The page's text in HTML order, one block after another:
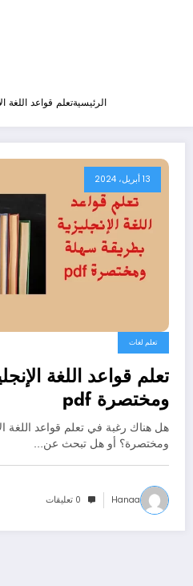
الرئيسيةتعلم قواعد اللغة
13 أبريل، 2024
تعلم لغات
تعلم قواعد اللغة
ومختصرة pdf
هل هناك رغبة في تعلم قواعد اللغة
ومختصرة؟ أو هل تبحث عن…
Hanaa 0 تعليقات